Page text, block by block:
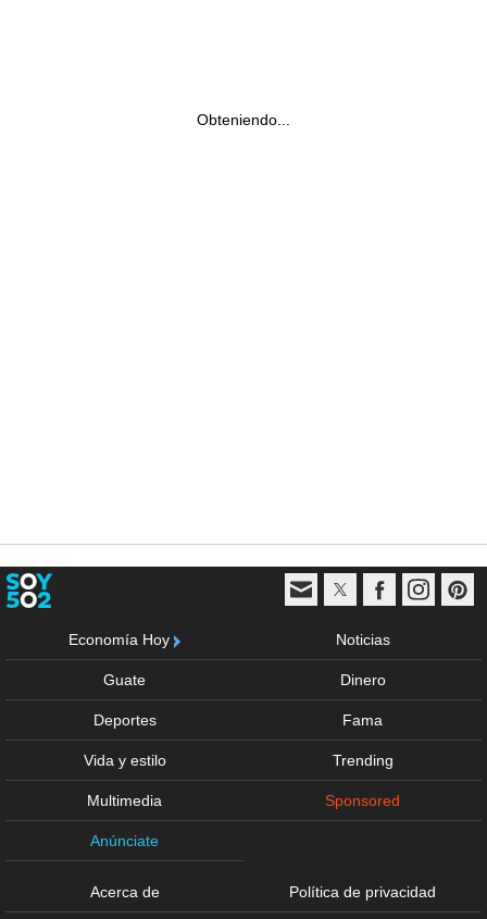
Obteniendo...
Economía Hoy Noticias
Guate Dinero
Deportes Fama
Vida y estilo Trending
Multimedia Sponsored
Anúnciate
Acerca de Política de privacidad